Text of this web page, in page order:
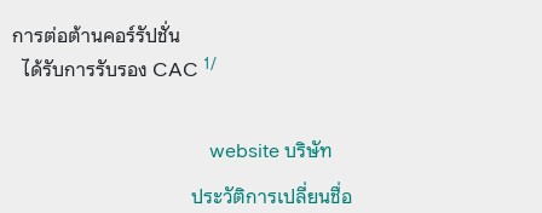
การต่อต้านคอร์รัปชั่น
ได้รับการรับรอง CAC 1/
website บริษัท
ประวัติการเปลี่ยนชื่อ